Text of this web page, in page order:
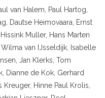
van Halem, Paul Hartog,
Dautse Heimovaara, Ernst
Muller, Hans Marten
van IJsseldijk, Isabelle
Jan Klerks, Tom
Dianne de Kok, Gerhard
Hinne Paul Krolis,